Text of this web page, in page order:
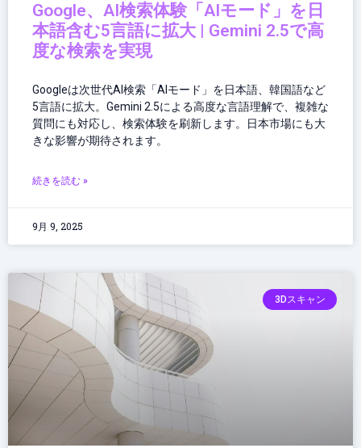
Google、AI検索体験「AIモード」を日
本語含む5言語に拡大 | Gemini 2.5で高
度な検索を実現
Googleは次世代AI検索「AIモード」を日本語、韓国語など
5言語に拡大。Gemini 2.5による高度な言語理解で、複雑な
質問にも対応し、検索体験を刷新します。日本市場にも大
きな影響が期待されます。
続きを読む »
9月 9, 2025
3Dスキャン